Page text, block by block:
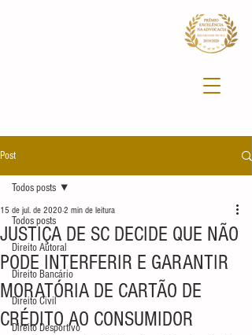
Post
Todos posts
Direito Autoral
Direito Bancário
Direito Civil
Direito Desportivo
Todos posts
JUSTIÇA DE SC DECIDE QUE NÃO
PODE INTERFERIR E GARANTIR
MORATÓRIA DE CARTÃO DE
CRÉDITO AO CONSUMIDOR
15 de jul. de 2020 2 min de leitura